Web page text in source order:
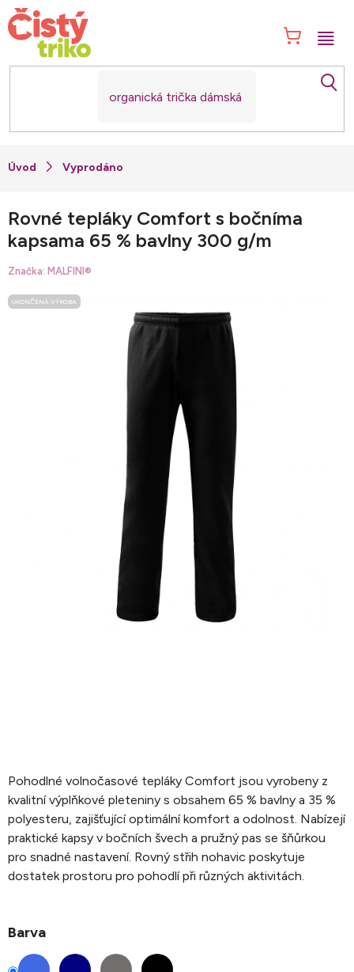
Přejít
na
obsah
Vyprodáno
Pohodlné volnočasové tepláky Comfort jsou vyrobeny z
kvalitní výplňkové pleteniny s obsahem 65 % bavlny a 35 %
polyesteru, zajišťující optimální komfort a odolnost. Nabízejí
praktické kapsy v bočních švech a pružný pas se šňůrkou
pro snadné nastavení. Rovný střih nohavic poskytuje
dostatek prostoru pro pohodlí při různých aktivitách.
Barva
Rovné tepláky Comfort s bočníma
kapsama 65 % bavlny 300 g/m
Značka: MALFINI®
UKONČENÁ VÝROBA